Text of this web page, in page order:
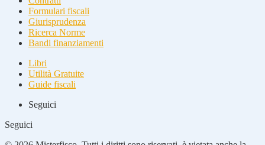
Formulari fiscali
Giurisprudenza
Ricerca Norme
Bandi finanziamenti
Libri
Utilità Gratuite
Guide fiscali
Seguici
Seguici